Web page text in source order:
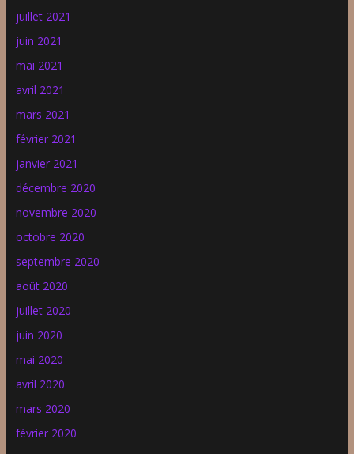
juillet 2021
juin 2021
mai 2021
avril 2021
mars 2021
février 2021
janvier 2021
décembre 2020
novembre 2020
octobre 2020
septembre 2020
août 2020
juillet 2020
juin 2020
mai 2020
avril 2020
mars 2020
février 2020